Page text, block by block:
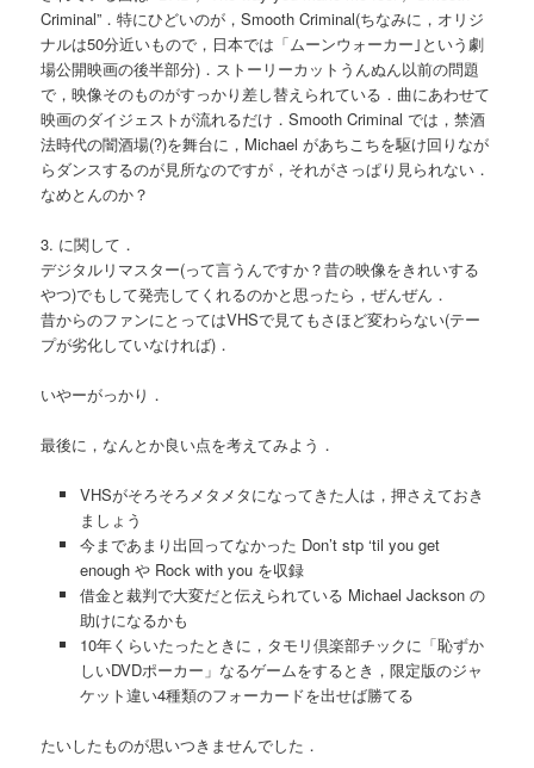
Criminal”．特にひどいのが，Smooth Criminal(ちなみに，オリジ
ナルは50分近いもので，日本では「ムーンウォーカー｣という劇
場公開映画の後半部分)．ストーリーカットうんぬん以前の問題
で，映像そのものがすっかり差し替えられている．曲にあわせて
映画のダイジェストが流れるだけ．Smooth Criminal では，禁酒
法時代の闇酒場(?)を舞台に，Michael があちこちを駆け回りなが
らダンスするのが見所なのですが，それがさっぱり見られない．
なめとんのか？
3. に関して．
デジタルリマスター(って言うんですか？昔の映像をきれいする
やつ)でもして発売してくれるのかと思ったら，ぜんぜん．
昔からのファンにとってはVHSで見てもさほど変わらない(テー
プが劣化していなければ)．
いやーがっかり．
最後に，なんとか良い点を考えてみよう．
VHSがそろそろメタメタになってきた人は，押さえておき
ましょう
今まであまり出回ってなかった Don’t stp ‘til you get
enough や Rock with you を収録
借金と裁判で大変だと伝えられている Michael Jackson の
助けになるかも
10年くらいたったときに，タモリ倶楽部チックに「恥ずか
しいDVDポーカー」なるゲームをするとき，限定版のジャ
ケット違い4種類のフォーカードを出せば勝てる
たいしたものが思いつきませんでした．